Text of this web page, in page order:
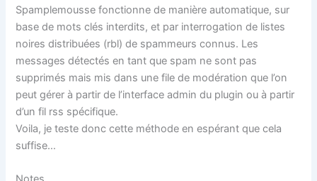
Spamplemousse fonctionne de manière automatique, sur
base de mots clés interdits, et par interrogation de listes
noires distribuées (rbl) de spammeurs connus. Les
messages détectés en tant que spam ne sont pas
supprimés mais mis dans une file de modération que l’on
peut gérer à partir de l’interface admin du plugin ou à partir
d’un fil rss spécifique.
Voila, je teste donc cette méthode en espérant que cela
suffise…